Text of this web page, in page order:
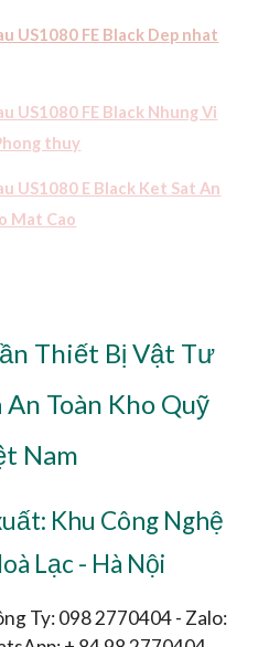
US1080 FE Black Dep nhat
US1080 FE Black Nhung Vi
thuy
US1080 E Black Ket Sat An
Mat Cao
Thiết Bị Vật Tư
Toàn Kho Quỹ
Nam
Khu Công Nghệ
Lạc - Hà Nội
Ty: 098 2770404 - Zalo: